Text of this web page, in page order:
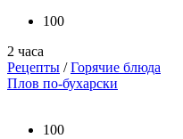
100
2 часа
Рецепты /Горячие блюда
Плов по-бухарски
100